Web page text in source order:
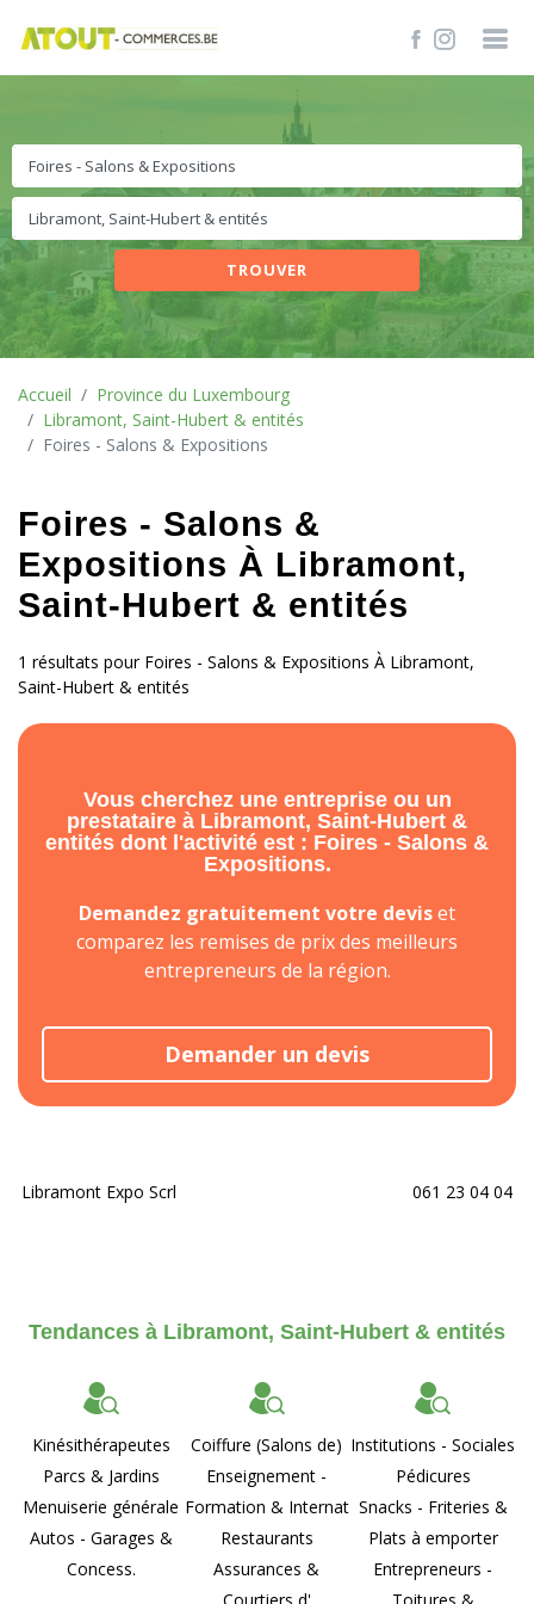
TROUVER
Accueil
Province du Luxembourg
Libramont, Saint-Hubert & entités
Foires - Salons & Expositions
Foires - Salons &
Expositions À Libramont,
Saint-Hubert & entités
1 résultats pour Foires - Salons & Expositions À Libramont,
Saint-Hubert & entités
Vous cherchez une entreprise ou un
prestataire à Libramont, Saint-Hubert &
entités dont l'activité est : Foires - Salons &
Expositions.
Demandez gratuitement votre deviset
comparez les remises de prix des meilleurs
entrepreneurs de la région.
Demander un devis
Libramont Expo Scrl 061 23 04 04
Tendances à Libramont, Saint-Hubert & entités
Kinésithérapeutes
Parcs & Jardins
Menuiserie générale
Autos - Garages &
Concess.
Coiffure (Salons de)
Enseignement -
Formation & Internat
Restaurants
Assurances &
Courtiers d'
Institutions - Sociales
Pédicures
Snacks - Friteries &
Plats à emporter
Entrepreneurs -
Toitures &